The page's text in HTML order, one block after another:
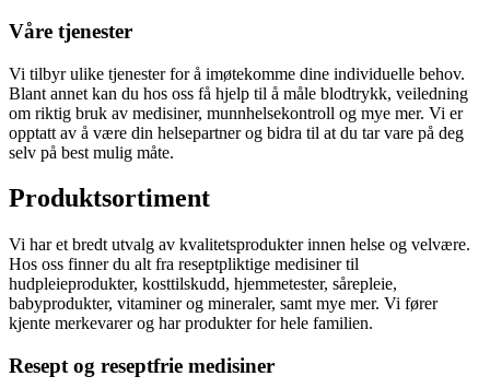
Våre tjenester
Vi tilbyr ulike tjenester for å imøtekomme dine individuelle behov.
Blant annet kan du hos oss få hjelp til å måle blodtrykk, veiledning
om riktig bruk av medisiner, munnhelsekontroll og mye mer. Vi er
opptatt av å være din helsepartner og bidra til at du tar vare på deg
selv på best mulig måte.
Produktsortiment
Vi har et bredt utvalg av kvalitetsprodukter innen helse og velvære.
Hos oss finner du alt fra reseptpliktige medisiner til
hudpleieprodukter, kosttilskudd, hjemmetester, sårepleie,
babyprodukter, vitaminer og mineraler, samt mye mer. Vi fører
kjente merkevarer og har produkter for hele familien.
Resept og reseptfrie medisiner